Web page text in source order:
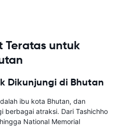
Teratas untuk
Dikunjungi di Bhutan
ibu kota Bhutan, dan
berbagai atraksi. Dari Tashichho
National Memorial